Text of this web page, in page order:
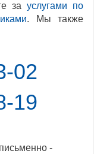
за услугами по
. Мы также
02
19
-